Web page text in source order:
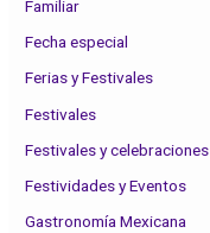
Familiar
Fecha especial
Ferias y Festivales
Festivales
Festivales y celebraciones
Festividades y Eventos
Gastronomía Mexicana